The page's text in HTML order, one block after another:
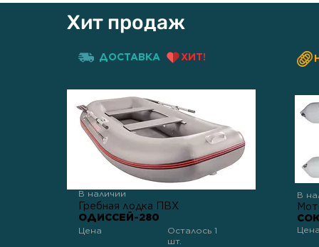
Хит продаж
ДОСТАВКА ХИТ!
В наличии
Гребная лодка ПВХ
ОДИССЕЙ-280
Цена
Осталось 1
шт.
В
Цена